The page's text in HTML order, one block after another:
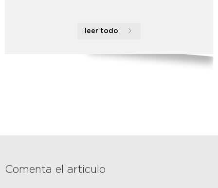
leer todo
Comenta el articulo